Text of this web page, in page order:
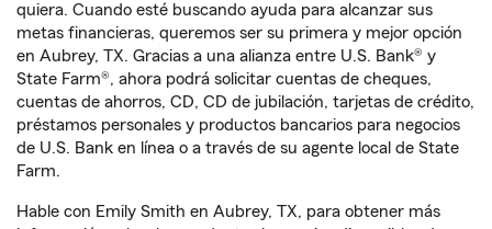
quiera. Cuando esté buscando ayuda para alcanzar sus
metas financieras, queremos ser su primera y mejor opción
en Aubrey, TX. Gracias a una alianza entre U.S. Bank® y
State Farm®, ahora podrá solicitar cuentas de cheques,
cuentas de ahorros, CD, CD de jubilación, tarjetas de crédito,
préstamos personales y productos bancarios para negocios
de U.S. Bank en línea o a través de su agente local de State
Farm.
Hable con Emily Smith en Aubrey, TX, para obtener más